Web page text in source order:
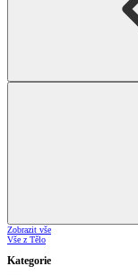
Zobrazit vše
Vše z Tělo
Kategorie